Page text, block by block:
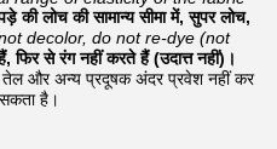
की लोच की सामान्य सीमा में, सुपर लोच,
decolor, do not re-dye (not
फिर से रंग नहीं करते हैं (उदात्त नहीं)।
तेल और अन्य प्रदूषक अंदर प्रवेश नहीं कर
है।